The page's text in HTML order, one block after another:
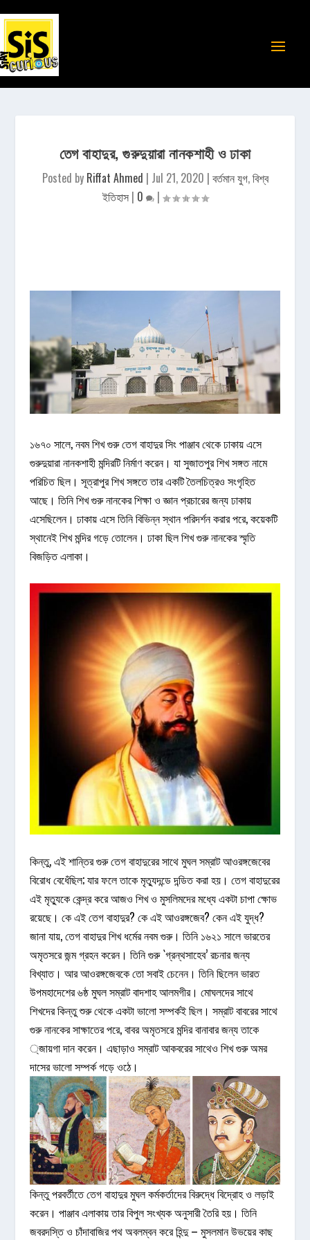
তেগ বাহাদুর, গুরুদুয়ারা নানকশাহী ও ঢাকা
Posted by Riffat Ahmed | Jul 21, 2020 | বর্তমান যুগ,বিশ্ব
ইতিহাস| 0 |
১৬৭০ সালে, নবম শিখ গুরু তেগ বাহাদুর সিং পাঞ্জাব থেকে ঢাকায় এসে
গুরুদুয়ারা নানকশাহী মন্দিরটি নির্মাণ করেন। যা সুজাতপুর শিখ সঙ্গত নামে
পরিচিত ছিল। সূত্রাপুর শিখ সঙ্গতে তার একটি তৈলচিত্রও সংগৃহিত
আছে। তিনি শিখ গুরু নানকের শিক্ষা ও জ্ঞান প্রচারের জন্য ঢাকায়
এসেছিলেন। ঢাকায় এসে তিনি বিভিন্ন স্থান পরিদর্শন করার পরে, কয়েকটি
স্থানেই শিখ মন্দির গড়ে তোলেন। ঢাকা ছিল শিখ গুরু নানকের স্মৃতি
বিজড়িত এলাকা।
কিন্তু, এই শান্তির গুরু তেগ বাহাদুরের সাথে মুঘল সম্রাট আওরঙ্গজেবের
বিরোধ বেধেঁছিল; যার ফলে তাকে মৃত্যুদন্ডে দন্ডিত করা হয়। তেগ বাহাদুরের
এই মৃত্যুকে কেন্দ্র করে আজও শিখ ও মুসলিমদের মধ্যে একটা চাপা ক্ষোভ
রয়েছে। কে এই তেগ বাহাদুর? কে এই আওরঙ্গজেব? কেন এই যুদ্ধ?
জানা যায়, তেগ বাহাদুর শিখ ধর্মের নবম গুরু। তিনি ১৬২১ সালে ভারতের
অমৃতসরে জন্ম গ্রহন করেন। তিনি গুরু `গ্রন্থসাহেব’ রচনার জন্য
বিখ্যাত। আর আওরঙ্গজেবকে তো সবাই চেনেন। তিনি ছিলেন ভারত
উপমহাদেশের ৬ষ্ঠ মুঘল সম্রাট বাদশাহ আলমগীর। মোঘলদের সাথে
শিখদের কিন্তু শুরু থেকে একটা ভালো সম্পর্কই ছিল। সম্রাট বাবরের সাথে
গুরু নানকের সাক্ষাতের পরে, বাবর অমৃতসরে মন্দির বানাবার জন্য তাকে
্জায়গা দান করেন। এছাড়াও সম্রাট আকবরেরসাথেও শিখ গুরু অমর
দাসের ভালো সম্পর্ক গড়ে ওঠে।
কিন্তু পরবর্তীতে তেগ বাহাদুর মুঘল কর্মকর্তাদের বিরুদ্ধে বিদ্রোহ ও লড়াই
করেন। পাঞ্জাব এলাকায় তার বিপুল সংখ্যক অনুসারী তৈরি হয়। তিনি
জবরদস্তি ও চাঁদাবাজির পথ অবলম্বন করে হিন্দু – মুসলমান উভয়ের কাছ